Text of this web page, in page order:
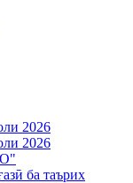
2026
2026
ба таърих